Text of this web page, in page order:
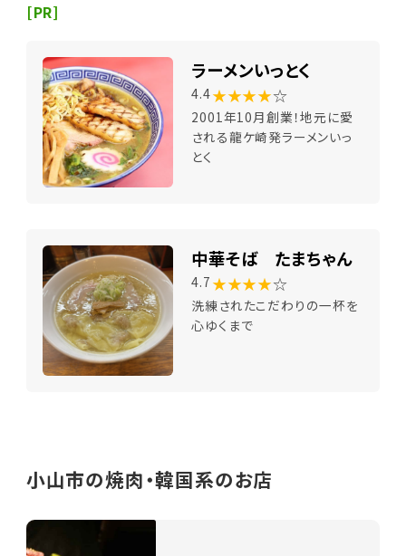
[PR]
ラーメンいっとく
4.4★★★★☆
2001年10月創業！地元に愛
される龍ケ崎発ラーメンいっ
とく
中華そば たまちゃん
4.7 ★★★★☆
洗練されたこだわりの一杯を
心ゆくまで
小山市の焼肉・韓国系のお店